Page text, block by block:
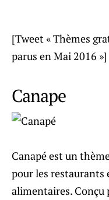
[Tweet « Thèmes
parus en Mai 2016 »]
Canape
Canapé est un
pour les restaurants
alimentaires. Conçu